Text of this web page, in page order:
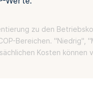
zu den
Bereichen. "Niedrig",
Kosten können